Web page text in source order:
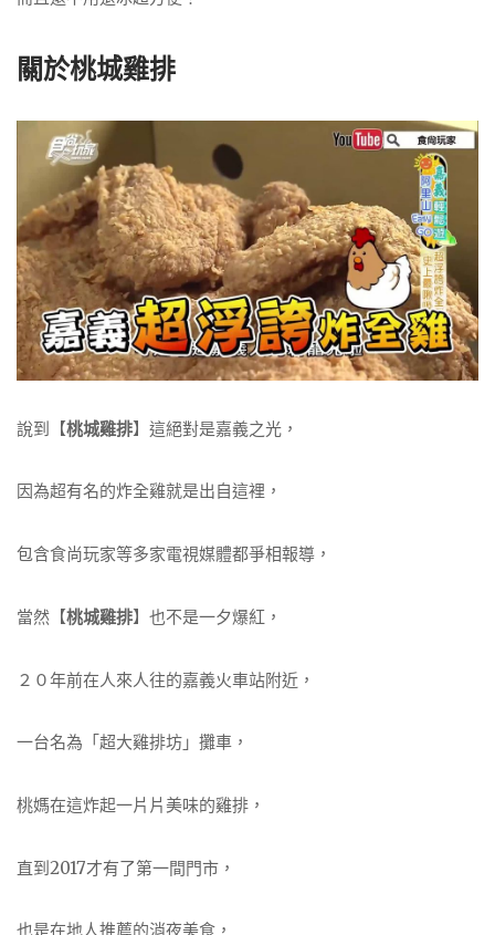
關於桃城雞排
說到【桃城雞排】這絕對是嘉義之光，
因為超有名的炸全雞就是出自這裡，
包含食尚玩家等多家電視媒體都爭相報導，
當然【桃城雞排】也不是一夕爆紅，
２０年前在人來人往的嘉義火車站附近，
一台名為「超大雞排坊」攤車，
桃媽在這炸起一片片美味的雞排，
直到2017才有了第一間門市，
也是在地人推薦的消夜美食，